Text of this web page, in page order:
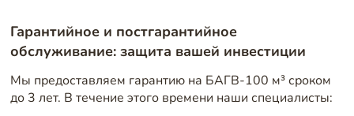
Гарантийное и постгарантийное
обслуживание: защита вашей инвестиции
Мы предоставляем гарантию на БАГВ-100 м³ сроком
до 3 лет. В течение этого времени наши специалисты: